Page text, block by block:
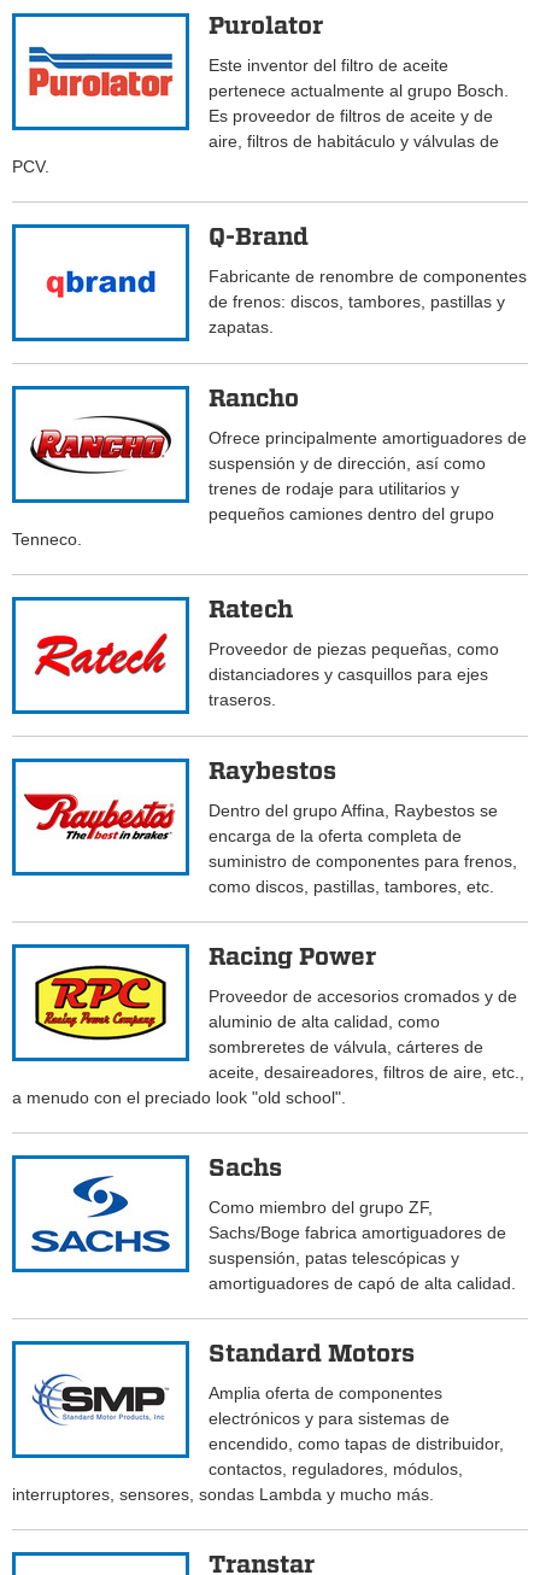
Purolator
Este inventor del filtro de aceite
pertenece actualmente al grupo Bosch.
Es proveedor de filtros de aceite y de
aire, filtros de habitáculo y válvulas de
PCV.
Q-Brand
Fabricante de renombre de componentes
de frenos: discos, tambores, pastillas y
zapatas.
Rancho
Ofrece principalmente amortiguadores de
suspensión y de dirección, así como
trenes de rodaje para utilitarios y
pequeños camiones dentro del grupo
Tenneco.
Ratech
Proveedor de piezas pequeñas, como
distanciadores y casquillos para ejes
traseros.
Raybestos
Dentro del grupo Affina, Raybestos se
encarga de la oferta completa de
suministro de componentes para frenos,
como discos, pastillas, tambores, etc.
Racing Power
Proveedor de accesorios cromados y de
aluminio de alta calidad, como
sombreretes de válvula, cárteres de
aceite, desaireadores, filtros de aire, etc.,
a menudo con el preciado look "old school".
Sachs
Como miembro del grupo ZF,
Sachs/Boge fabrica amortiguadores de
suspensión, patas telescópicas y
amortiguadores de capó de alta calidad.
Standard Motors
Amplia oferta de componentes
electrónicos y para sistemas de
encendido, como tapas de distribuidor,
contactos, reguladores, módulos,
interruptores, sensores, sondas Lambda y mucho más.
Transtar